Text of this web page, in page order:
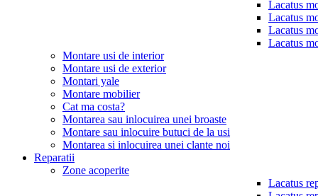
Lacatus
Lacatus
Lacatus
Lacatus
Montare usi de interior
Montare usi de exterior
Montari yale
Montare mobilier
Cat ma costa?
Montarea sau inlocuirea unei broaste
Montare sau inlocuire butuci de la usi
Montarea si inlocuirea unei clante noi
Reparatii
Zone acoperite
Lacatus